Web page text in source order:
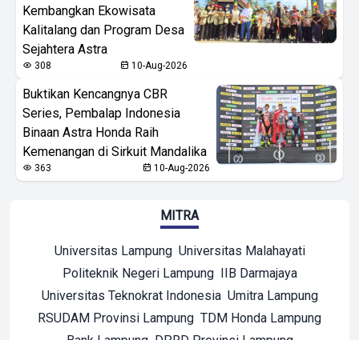
Kembangkan Ekowisata
Kalitalang dan Program Desa
Sejahtera Astra
308 10-Aug-2026
Buktikan Kencangnya CBR
Series, Pembalap Indonesia
Binaan Astra Honda Raih
Kemenangan di Sirkuit Mandalika
363 10-Aug-2026
MITRA
Universitas Lampung Universitas Malahayati
Politeknik Negeri Lampung IIB Darmajaya
Universitas Teknokrat Indonesia Umitra Lampung
RSUDAM Provinsi Lampung TDM Honda Lampung